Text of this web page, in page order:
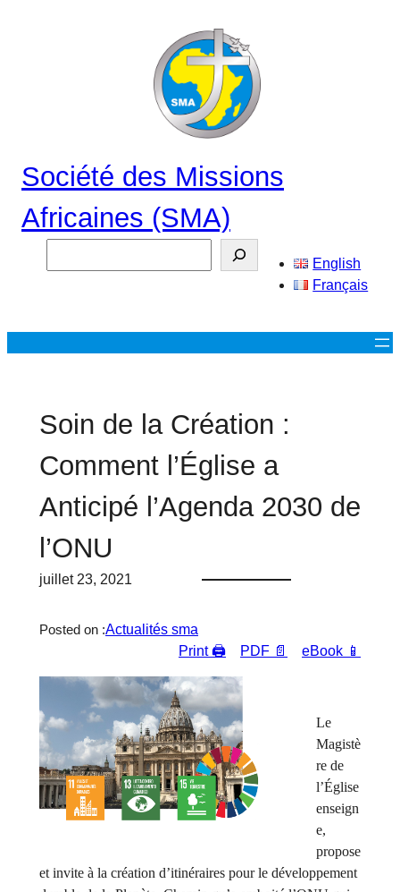
Société des Missions
Africaines (SMA)
English
Français
Soin de la Création :
Comment l’Église a
Anticipé l’Agenda 2030 de
l’ONU
juillet 23, 2021
Posted on :Actualités sma
Print 🖨
PDF 📄 eBook 📱
Le
Magistè
re de
l’Église
enseign
e,
propose
et invite à la création d’itinéraires pour le développement